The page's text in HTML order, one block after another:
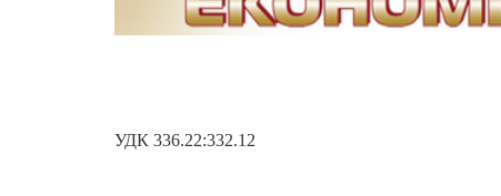
УДК 336.22:332.12